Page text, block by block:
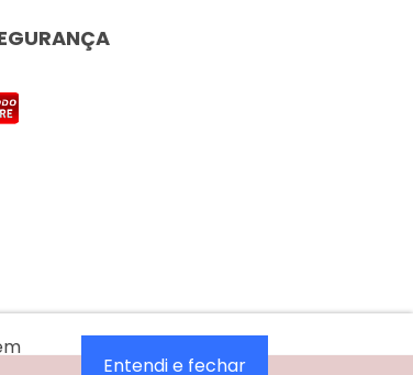
Entendi e fechar